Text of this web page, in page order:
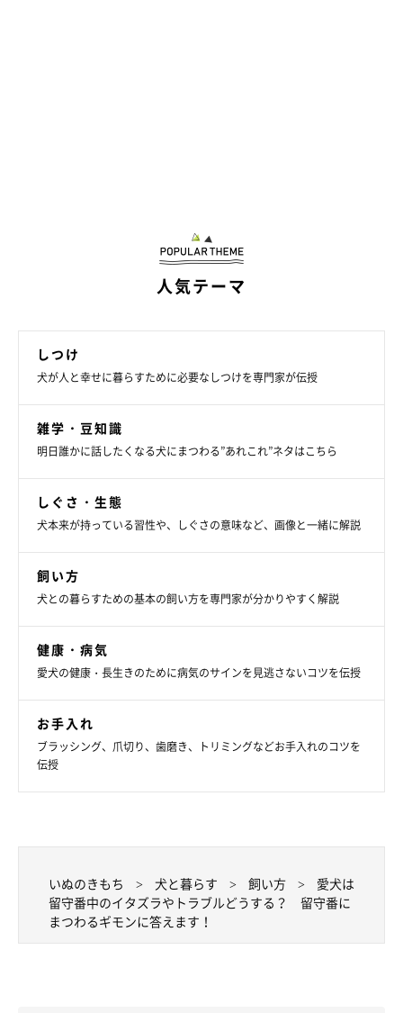
飼い主さんが帰宅すると、愛犬が興奮したり、うれションをした
相手にしない・そそうを淡々と片づけるなどの対応をとること
させましょう。
愛犬を留守番させることに対して、「かわいそう」「留守番させ
てごめんね」と罪悪感にかられる飼い主さんも多いようですが、
その必要はありません。そのかわり、少しでも早起きして散歩の
時間をつくってあげてください。愛犬を適度に疲れさせて快適な
環境を整え、安心して出かけられるようにしましょう！
参考／「いぬのきもち」2016年6月号『前後の飼い主さんの対応
と環境で差がつく 愛犬を安心させる留守番 不安にさせる留守
番』（監修：ジャパンケネルクラブ、日本警察犬協会および日本
動物病院協会認定インストラクター 戸田美由紀先生）
文／松本マユ
※写真はスマホアプリ「いぬ・ねこのきもち」で投稿されたもの
※記事と写真に関連性はありませんので予めご了承ください。
人気テーマ
しつけ
犬が人と幸せに暮らすために必要なしつけを専門家が伝授
雑学・豆知識
明日誰かに話したくなる犬にまつわる”あれこれ”ネタはこちら
しぐさ・生態
犬本来が持っている習性や、しぐさの意味など、画像と一緒に解説
飼い方
犬との暮らすための基本の飼い方を専門家が分かりやすく解説
健康・病気
愛犬の健康・長生きのために病気のサインを見逃さないコツを伝授
お手入れ
ブラッシング、爪切り、歯磨き、トリミングなどお手入れのコツを
伝授
いぬのきもち 犬と暮らす 飼い方
愛犬は
留守番中のイタズラやトラブルどうする？ 留守番に
まつわるギモンに答えます！